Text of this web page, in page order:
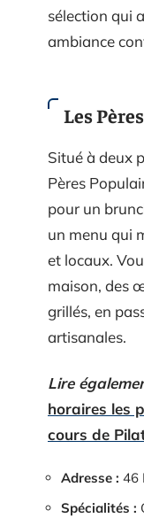
sélection qui
ambiance
Les
Situé à deux
Pères
pour un
un menu qui
et locaux.
maison, des
grillés, en
artisanales.
Lire
horaires les
cours de
Adresse : 46
Spécialités :